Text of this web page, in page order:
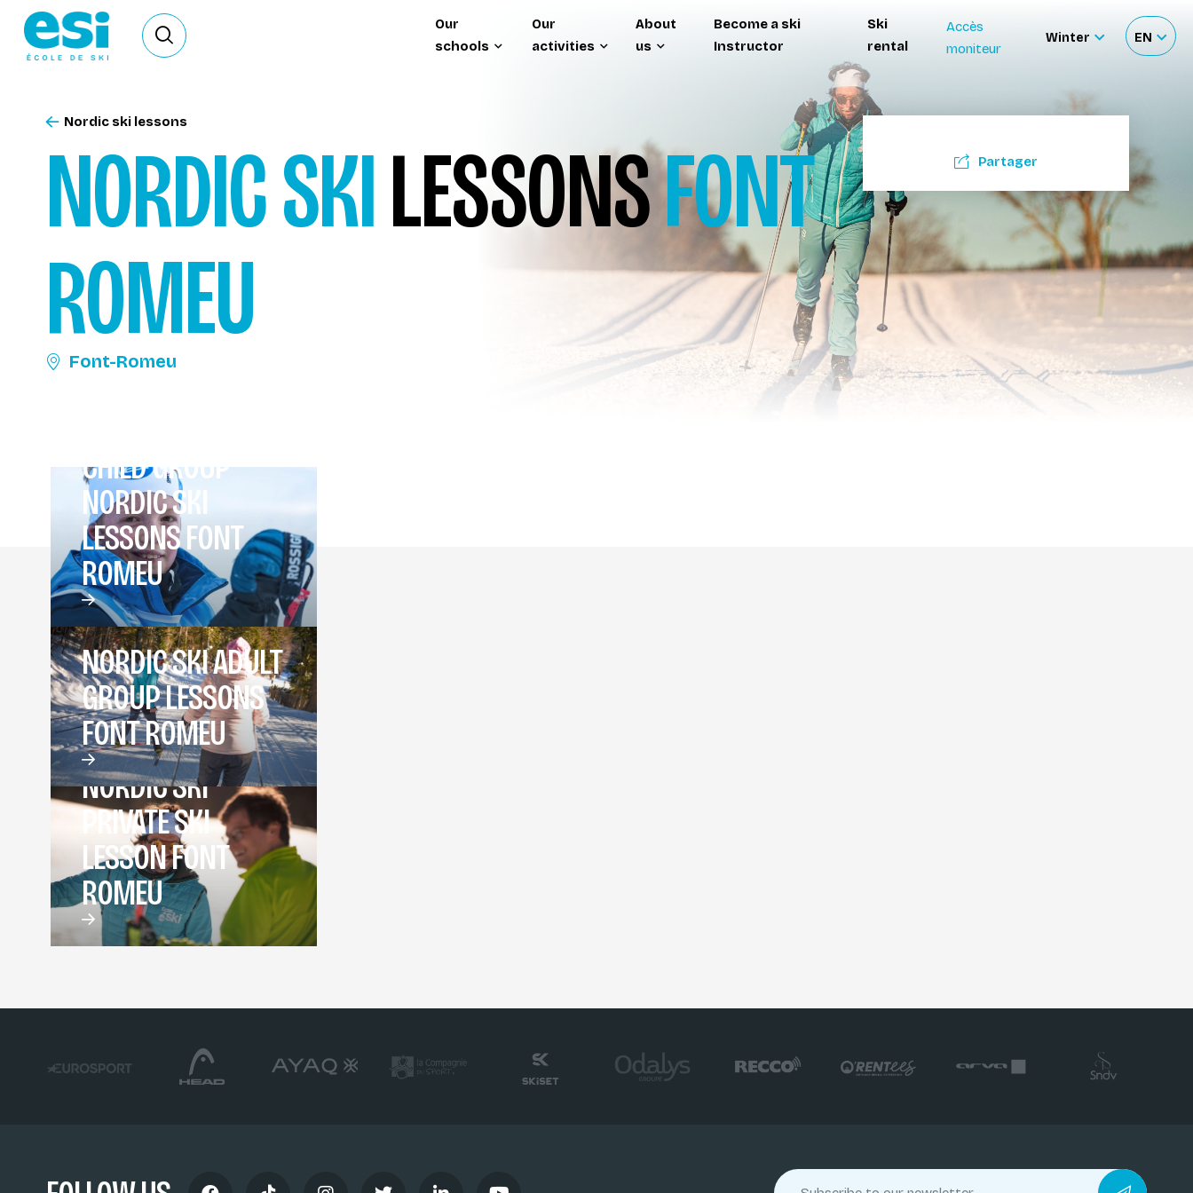
Ouvrir le formulaire de recherche
Our
schools
Our
activities
About
us
Become a ski
Instructor
Ski
rental
Accès
moniteur
Winter
Sélectionnez
site
EN
NORDIC SKILESSONSFONT
ROMEU
Font-Romeu
Nordic ski lessons
Partager
CHILD GROUP
NORDIC SKI
LESSONS FONT
ROMEU
NORDIC SKI ADULT
GROUP LESSONS
FONT ROMEU
NORDIC SKI
PRIVATE SKI
LESSON FONT
ROMEU